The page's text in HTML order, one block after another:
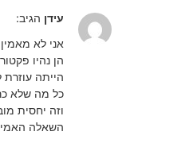
עידן הגיב:
אני לא
הן נהיו
הייתה עוזרת
כל מה שלא כרוך בו נערות בנות
וזה יחסית
השאלה